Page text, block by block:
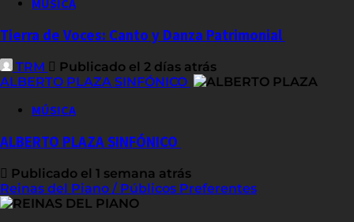
Tierra de Voces: Canto y Danza Patrimonial
TRM
Publicado el 2 días atrás
ALBERTO PLAZA SINFÓNICO
MÚSICA
ALBERTO PLAZA SINFÓNICO
Publicado el 1 semana atrás
Reinas del Piano / Públicos Preferentes